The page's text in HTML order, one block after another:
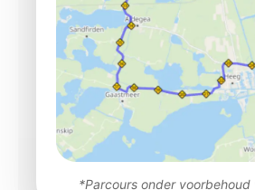
*Parcours onder voorbehoud